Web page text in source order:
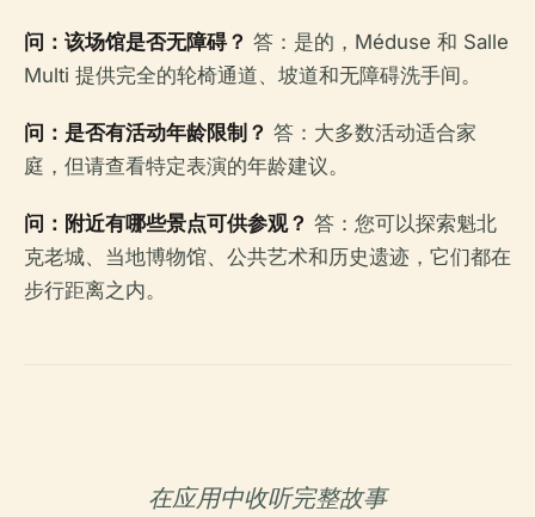
问：该场馆是否无障碍？ 答：是的，Méduse 和 Salle
Multi 提供完全的轮椅通道、坡道和无障碍洗手间。
问：是否有活动年龄限制？ 答：大多数活动适合家
庭，但请查看特定表演的年龄建议。
问：附近有哪些景点可供参观？ 答：您可以探索魁北
克老城、当地博物馆、公共艺术和历史遗迹，它们都在
步行距离之内。
在应用中收听完整故事